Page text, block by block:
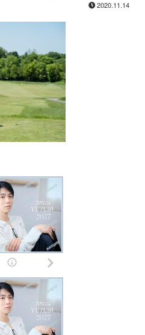
2020.11.14